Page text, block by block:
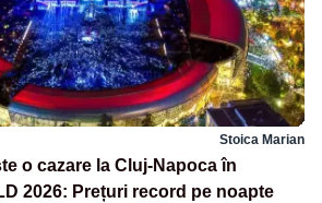
Stoica Marian
o cazare la Cluj-Napoca în
2026: Prețuri record pe noapte